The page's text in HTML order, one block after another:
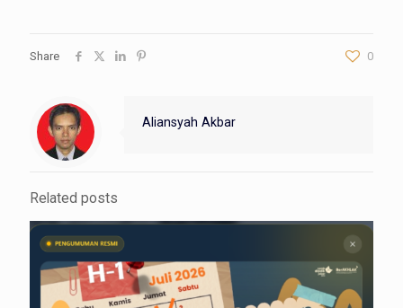
Share 0
Aliansyah Akbar
Related posts